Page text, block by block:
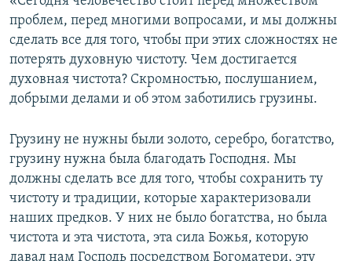
проблем, перед многими вопросами, и мы должны
сделать все для того, чтобы при этих сложностях не
потерять духовную чистоту. Чем достигается
духовная чистота? Скромностью, послушанием,
добрыми делами и об этом заботились грузины.
Грузину не нужны были золото, серебро, богатство,
грузину нужна была благодать Господня. Мы
должны сделать все для того, чтобы сохранить ту
чистоту и традиции, которые характеризовали
наших предков. У них не было богатства, но была
чистота и эта чистота, эта сила Божья, которую
давал нам Господь посредством Богоматери, эту